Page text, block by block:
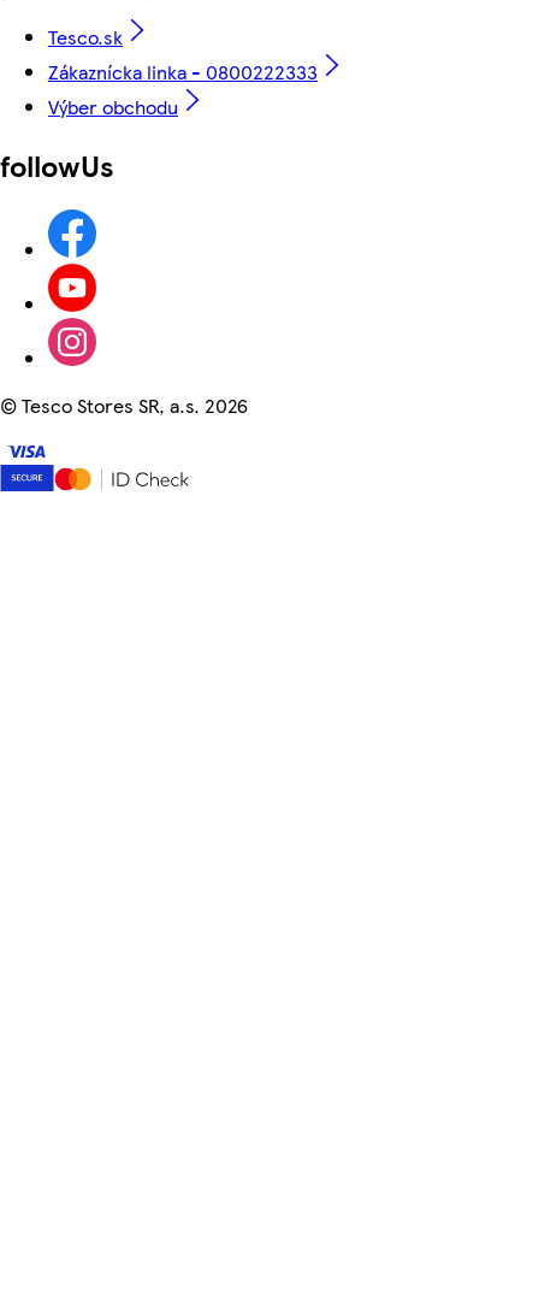
Tesco.sk
Zákaznícka linka - 0800222333
Výber obchodu
followUs
©Tesco Stores SR, a.s. 2026